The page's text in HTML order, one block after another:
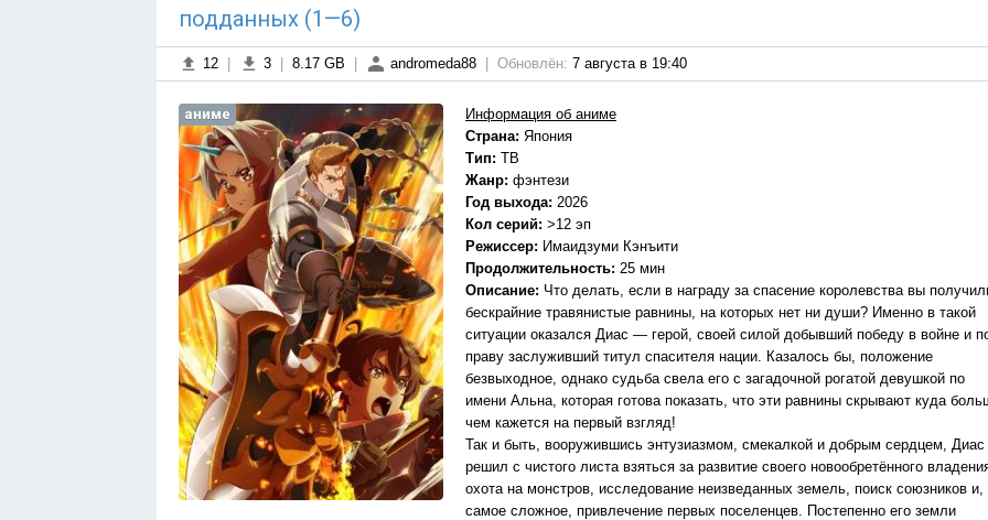
подданных (1—6)
12 3 8.17 GB andromeda88 Обновлён: 7 августа в 19:40
аниме
Информация об аниме
Страна: Япония
Тип: ТВ
Жанр: фэнтези
Год выхода: 2026
Кол серий: >12 эп
Режиссер: Имаидзуми Кэнъити
Продолжительность: 25 мин
Описание: Что делать, если в награду за спасение королевства вы
бескрайние травянистые равнины, на которых нет ни души? Именно в такой
ситуации оказался Диас — герой, своей силой добывший победу в войне и
праву заслуживший титул спасителя нации. Казалось бы, положение
безвыходное, однако судьба свела его с загадочной рогатой девушкой по
имени Альна, которая готова показать, что эти равнины скрывают куда
чем кажется на первый взгляд!
Так и быть, вооружившись энтузиазмом, смекалкой и добрым сердцем, Диас
решил с чистого листа взяться за развитие своего новообретённого
охота на монстров, исследование неизведанных земель, поиск союзников и,
самое сложное, привлечение первых поселенцев. Постепенно его земли